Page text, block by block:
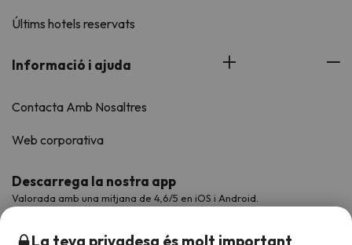
Últims hotels reservats
Informació i ajuda
Contacta Amb Nosaltres
Web corporativa
Descarrega la nostra app
Valorada amb una mitjana de 4,6/5 en iOS i Android.
La teva privadesa és molt important